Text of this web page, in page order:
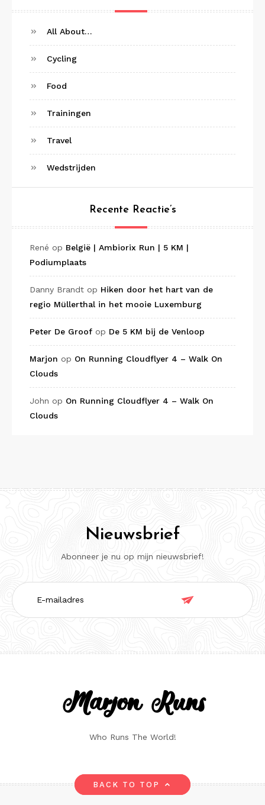
All About…
Cycling
Food
Trainingen
Travel
Wedstrijden
Recente Reactie’s
René op België | Ambiorix Run | 5 KM |
Podiumplaats
Danny Brandt op Hiken door het hart van de
regio Müllerthal in het mooie Luxemburg
Peter De Groof op De 5 KM bij de Venloop
Marjon op On Running Cloudflyer 4 – Walk On
Clouds
John op On Running Cloudflyer 4 – Walk On
Clouds
Nieuwsbrief
Abonneer je nu op mijn nieuwsbrief!
E-
mailadres

Marjon Runs
Who Runs The World!
BACK TO TOP